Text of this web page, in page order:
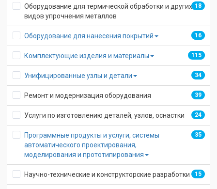
Оборудование для термической обработки и других
видов упрочнения металлов
18
Оборудование для нанесения покрытий 16
12
Комплектующие изделия и материалы 115
0
Унифицированные узлы и детали 34
2
Ремонт и модернизация оборудования 39
Услуги по изготовлению деталей, узлов, оснастки 24
Программные продукты и услуги, системы
автоматического проектирования,
моделирования и прототипирования
35
15
Научно-технические и конструкторские разработки 15